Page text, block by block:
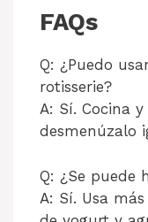
FAQs
Q: ¿Puedo
rotisserie?
A: Sí. Cocina
desmenúzalo
Q: ¿Se puede
A: Sí. Usa